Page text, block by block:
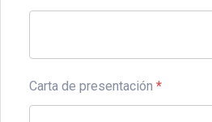
Carta de presentación *